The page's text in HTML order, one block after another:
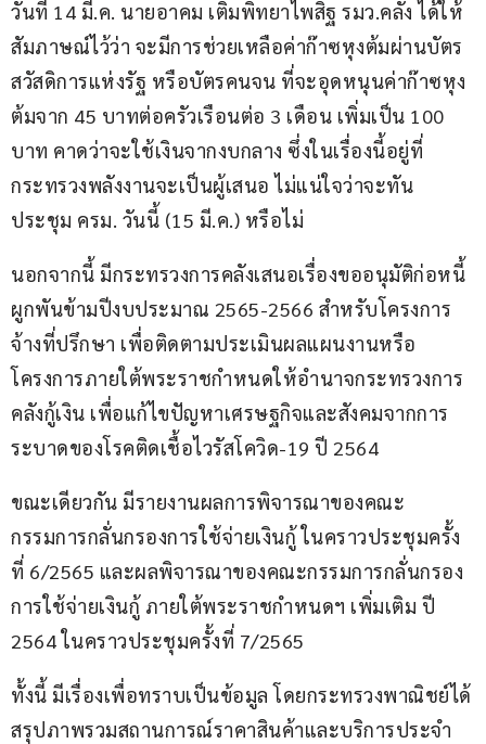
วันที่ 14 มี.ค. นายอาคม เติมพิทยาไพสิฐ รมว.คลัง ได้ให้
สัมภาษณ์ไว้ว่า จะมีการช่วยเหลือค่าก๊าซหุงต้มผ่านบัตร
สวัสดิการแห่งรัฐ หรือบัตรคนจน ที่จะอุดหนุนค่าก๊าซหุง
ต้มจาก 45 บาทต่อครัวเรือนต่อ 3 เดือน เพิ่มเป็น 100
บาท คาดว่าจะใช้เงินจากงบกลาง ซึ่งในเรื่องนี้อยู่ที่
กระทรวงพลังงานจะเป็นผู้เสนอ ไม่แน่ใจว่าจะทัน
ประชุม ครม. วันนี้ (15 มี.ค.) หรือไม่
นอกจากนี้ มีกระทรวงการคลังเสนอเรื่องขออนุมัติก่อหนี้
ผูกพันข้ามปีงบประมาณ 2565-2566 สำหรับโครงการ
จ้างที่ปรึกษา เพื่อติดตามประเมินผลแผนงานหรือ
โครงการภายใต้พระราชกำหนดให้อำนาจกระทรวงการ
คลังกู้เงิน เพื่อแก้ไขปัญหาเศรษฐกิจและสังคมจากการ
ระบาดของโรคติดเชื้อไวรัสโควิด-19 ปี 2564
ขณะเดียวกัน มีรายงานผลการพิจารณาของคณะ
กรรมการกลั่นกรองการใช้จ่ายเงินกู้ ในคราวประชุมครั้ง
ที่ 6/2565 และผลพิจารณาของคณะกรรมการกลั่นกรอง
การใช้จ่ายเงินกู้ ภายใต้พระราชกำหนดฯ เพิ่มเติม ปี
2564 ในคราวประชุมครั้งที่ 7/2565
ทั้งนี้ มีเรื่องเพื่อทราบเป็นข้อมูล โดยกระทรวงพาณิชย์ได้
สรุปภาพรวมสถานการณ์ราคาสินค้าและบริการประจำ